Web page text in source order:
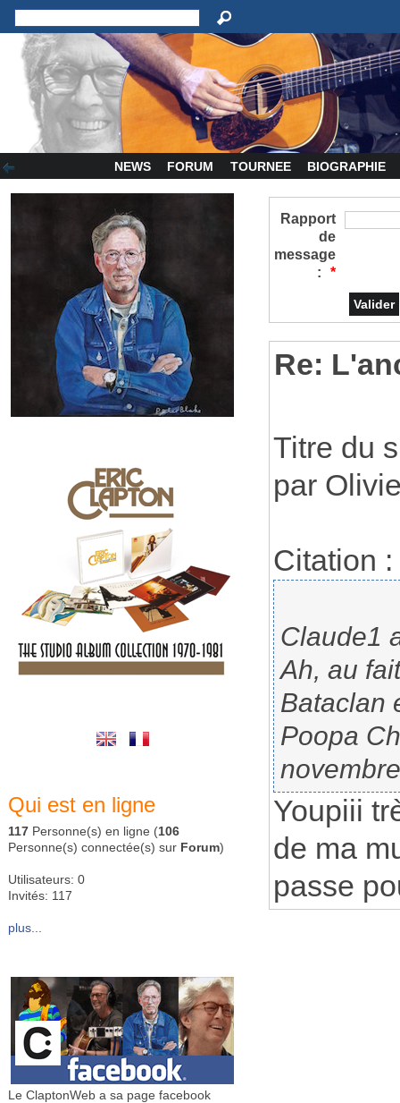
NEWS FORUM TOURNEE BIOGRAPHIE
Qui est en ligne
117 Personne(s) en ligne (106
Personne(s) connectée(s) sur Forum)
Utilisateurs: 0
Invités: 117
plus...
Le ClaptonWeb a sa page facebook
Rapport
de
message
:
*
Re:
Titre du
par
Citation :
Claude1
Ah, au
Bataclan
Poopa
Youpiii
de ma
passe